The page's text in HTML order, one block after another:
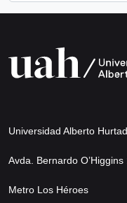
Universidad Alberto
Avda. Bernardo O’Higgins
Metro Los Héroes